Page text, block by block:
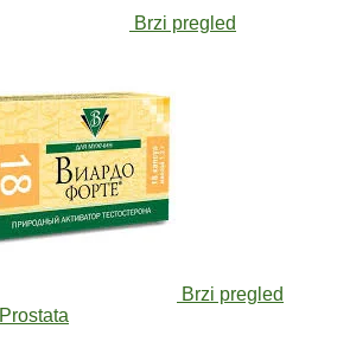
Brzi pregled
Brzi pregled
Prostata